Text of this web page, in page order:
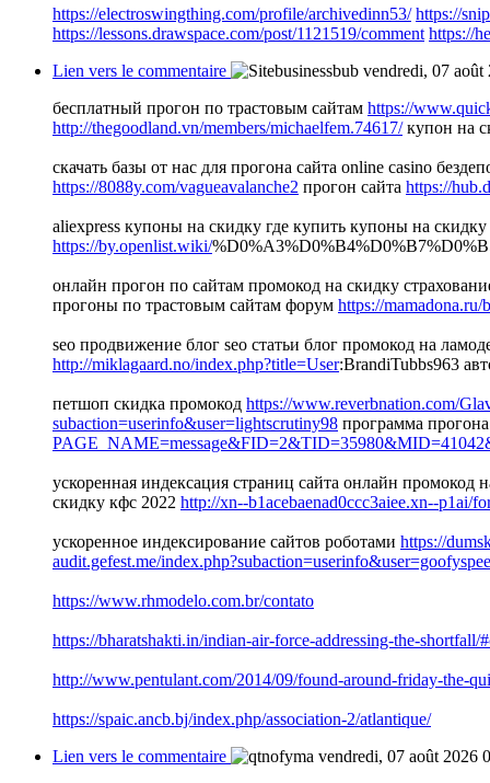
https://electroswingthing.com/profile/archivedinn53/ https://
https://lessons.drawspace.com/post/1121519/comment https://
Lien vers le commentaire
vendredi, 07 août
бесплатный прогон по трастовым сайтам https://
http://thegoodland.vn/members/michaelfem.74617/купон на
скачать базы от нас для прогона сайта online casino
https://8088y.com/vagueavalanche2 прогон сайта https://
aliexpress купоны на скидку где купить купоны на
https://by.openlist.wiki/
онлайн прогон по сайтам промокод на скидку
прогоны по трастовым сайтам форум https://mamadona.ru/
seo продвижение блог seo статьи блог промокод на
http://miklagaard.no/index.php?title=User:BrandiTubbs963
петшоп скидка промокод https://www.reverbnation.com/
subaction=userinfo&user=lightscrutiny98 программа
ускоренная индексация страниц сайта онлайн
скидку кфс 2022 http://xn--b1acebaenad0ccc3aiee.xn--p1ai/
ускоренное индексирование сайтов роботами https://
audit.gefest.me/
https://www.rhmodelo.com.br/contato
https://bharatshakti.in/indian-air-force-addressing-the-shortfall/
http://www.pentulant.com/2014/09/found-around-friday-the-
https://spaic.ancb.bj/index.php/association-2/atlantique/
Lien vers le commentaire
vendredi, 07 août 2026